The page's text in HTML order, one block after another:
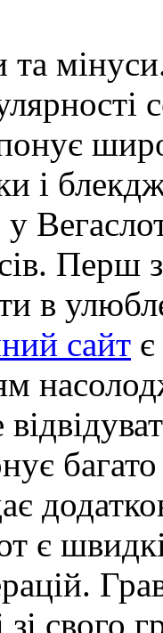
тa
і
Перш
в
сайт
є
свого